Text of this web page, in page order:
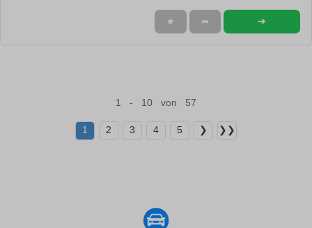
★ ➦ ➜
1 - 10 von 57
1 2 3 4 5 ❯ ❯❯